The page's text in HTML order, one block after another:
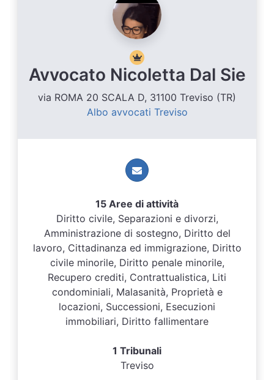
Avvocato Nicoletta Dal Sie
via ROMA 20 SCALA D, 31100 Treviso (TR)
Albo avvocati Treviso
15 Aree di attività
Diritto civile, Separazioni e divorzi,
Amministrazione di sostegno, Diritto del
lavoro, Cittadinanza ed immigrazione, Diritto
civile minorile, Diritto penale minorile,
Recupero crediti, Contrattualistica, Liti
condominiali, Malasanità, Proprietà e
locazioni, Successioni, Esecuzioni
immobiliari, Diritto fallimentare
1 Tribunali
Treviso